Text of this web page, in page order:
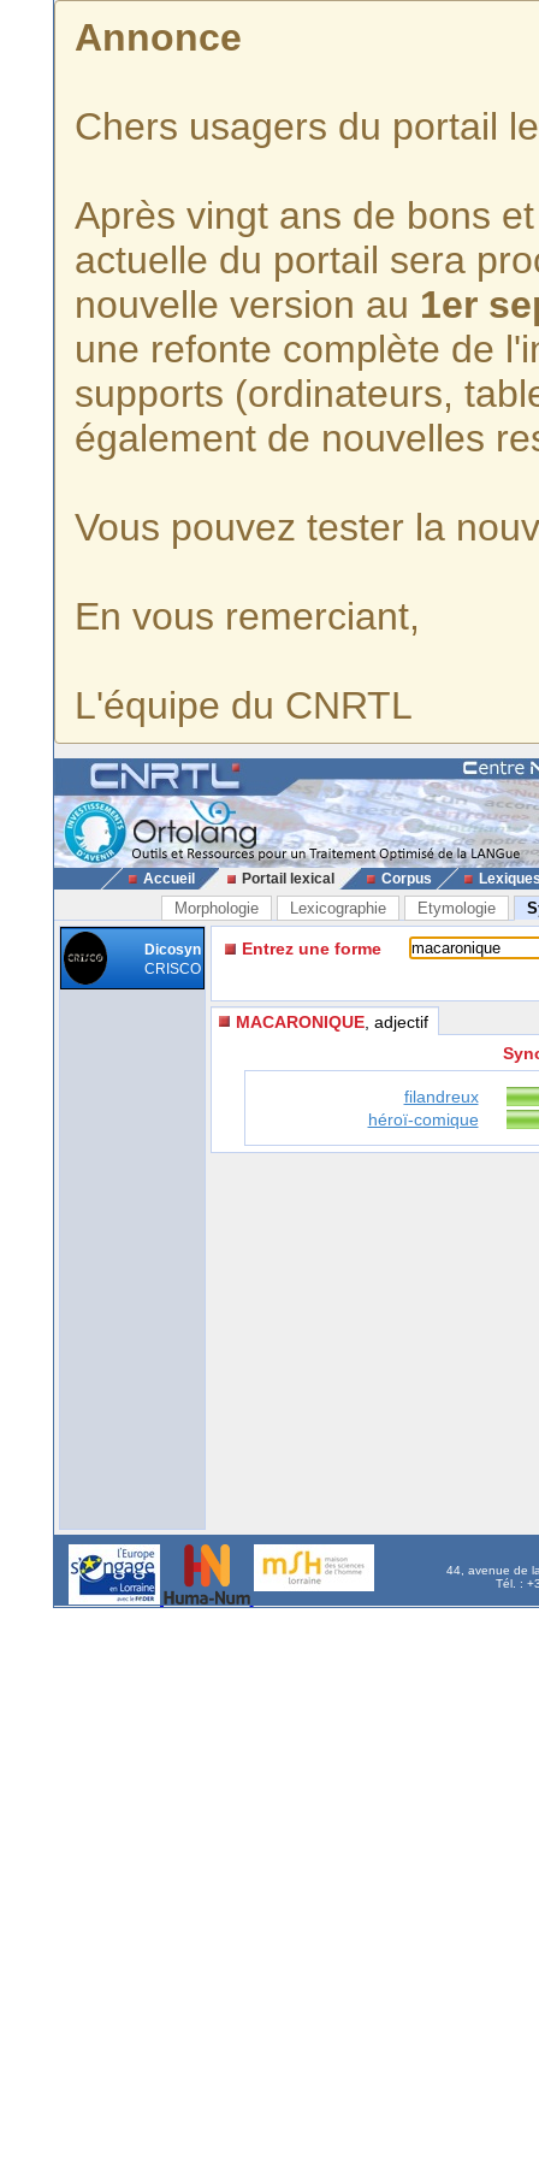
Annonce
Chers usagers du portail
Après vingt ans de bons
actuelle du portail sera
nouvelle version au 1er
une refonte complète de
supports (ordinateurs,
également de nouvelles
Vous pouvez tester la
En vous remerciant,
L'équipe du CNRTL
Accueil Portail lexical Corpus
Morphologie Lexicographie Etymologie
Dicosyn
CRISCO
Entrez une forme
MACARONIQUE , adjectif
filandreux
héroï-comique
44, avenue de
Tél. :